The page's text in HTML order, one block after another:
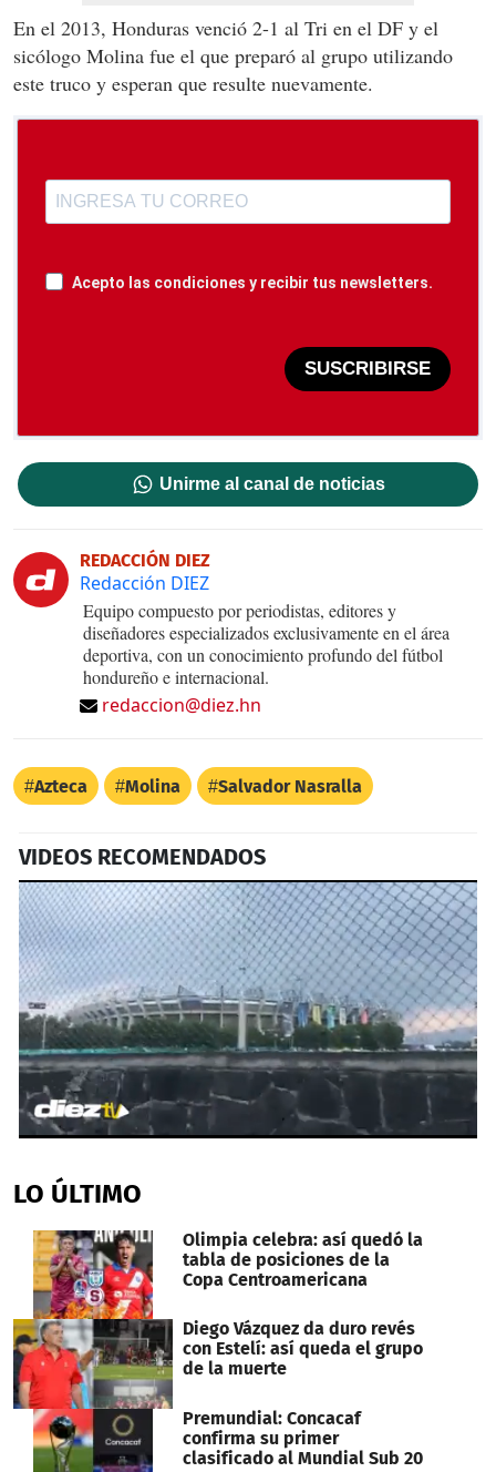
En el 2013, Honduras venció 2-1 al Tri en el DF y el
sicólogo Molina fue el que preparó al grupo utilizando
este truco y esperan que resulte nuevamente.
Acepto las condiciones y recibir tus newsletters.
SUSCRIBIRSE
Unirme al canal de noticias
REDACCIÓN DIEZ
Redacción DIEZ
Equipo compuesto por periodistas, editores y
diseñadores especializados exclusivamente en el área
deportiva, con un conocimiento profundo del fútbol
hondureño e internacional.
redaccion@diez.hn
Azteca Molina Salvador Nasralla
VIDEOS RECOMENDADOS
of
40
LO ÚLTIMO
Olimpia celebra: así quedó la
tabla de posiciones de la
Copa Centroamericana
Diego Vázquez da duro revés
con Estelí: así queda el grupo
de la muerte
Premundial: Concacaf
confirma su primer
clasificado al Mundial Sub 20